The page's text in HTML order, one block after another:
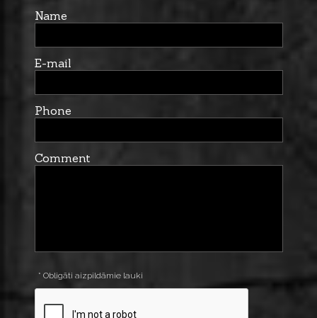
Name
E-mail
Phone
Comment
* Obligāti aizpildāmie lauki